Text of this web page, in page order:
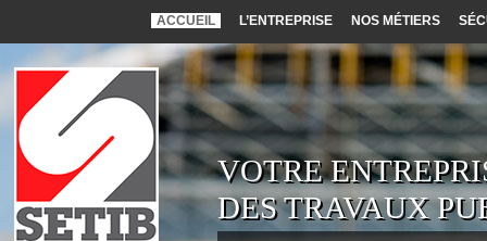
ACCUEIL L’ENTREPRISE NOS MÉTIERS
VOTRE
DES TRAVAUX